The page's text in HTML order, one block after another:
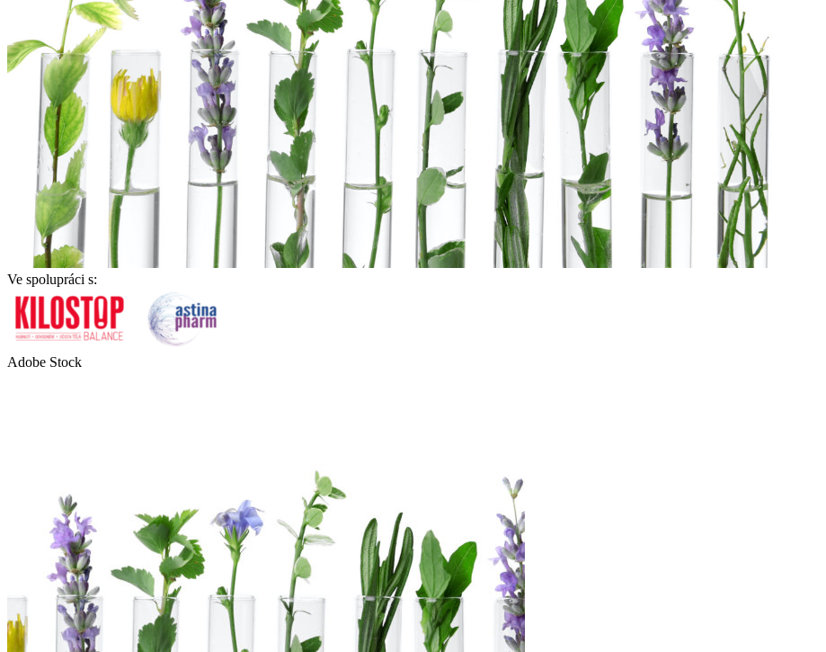
Ve spolupráci s:
Adobe Stock